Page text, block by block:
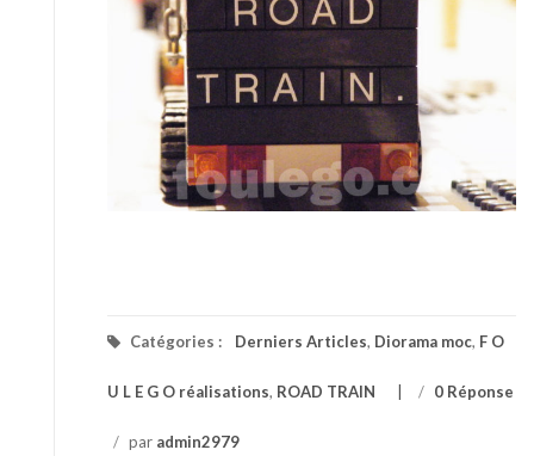
Catégories : Derniers Articles, Diorama moc, F O
U L E G O réalisations, ROAD TRAIN / 0 Réponse
/ par admin2979